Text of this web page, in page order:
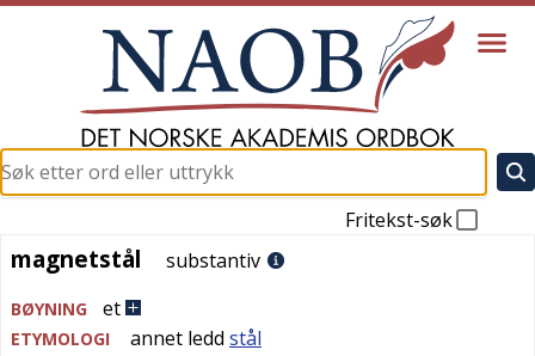
Fritekst-søk
magnetstål
magnetstål substantiv
BØYNING et
ETYMOLOGI annet ledd stål